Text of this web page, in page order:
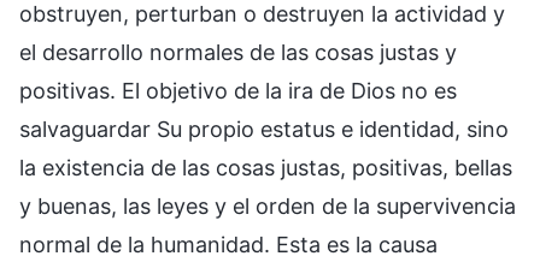
obstruyen, perturban o destruyen la actividad y
el desarrollo normales de las cosas justas y
positivas. El objetivo de la ira de Dios no es
salvaguardar Su propio estatus e identidad, sino
la existencia de las cosas justas, positivas, bellas
y buenas, las leyes y el orden de la supervivencia
normal de la humanidad. Esta es la causa